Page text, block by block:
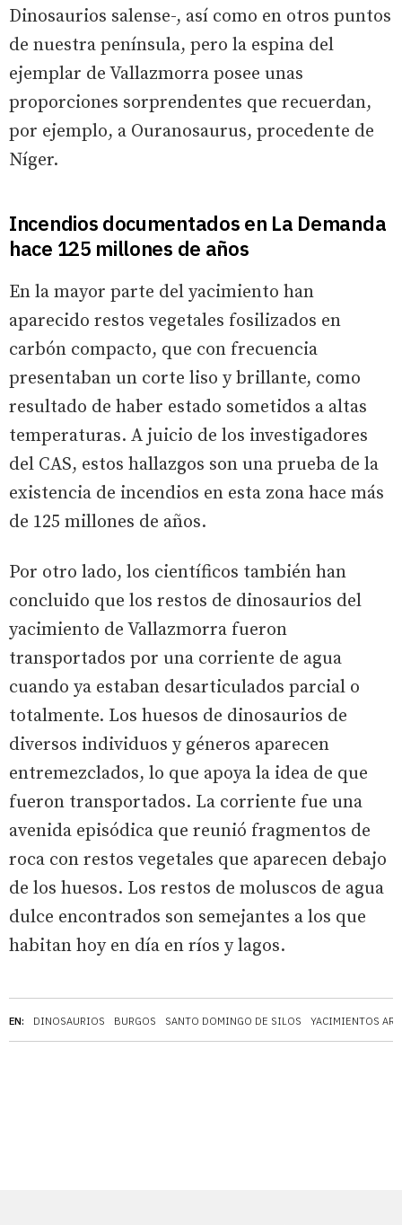
EN: DINOSAURIOS BURGOS SANTO DOMINGO DE SILOS YACIMIENTOS
Dinosaurios salense-, así como en otros puntos
de nuestra península, pero la espina del
ejemplar de Vallazmorra posee unas
proporciones sorprendentes que recuerdan,
por ejemplo, a Ouranosaurus, procedente de
Níger.
Incendios documentados en La Demanda
hace 125 millones de años
En la mayor parte del yacimiento han
aparecido restos vegetales fosilizados en
carbón compacto, que con frecuencia
presentaban un corte liso y brillante, como
resultado de haber estado sometidos a altas
temperaturas. A juicio de los investigadores
del CAS, estos hallazgos son una prueba de la
existencia de incendios en esta zona hace más
de 125 millones de años.
Por otro lado, los científicos también han
concluido que los restos de dinosaurios del
yacimiento de Vallazmorra fueron
transportados por una corriente de agua
cuando ya estaban desarticulados parcial o
totalmente. Los huesos de dinosaurios de
diversos individuos y géneros aparecen
entremezclados, lo que apoya la idea de que
fueron transportados. La corriente fue una
avenida episódica que reunió fragmentos de
roca con restos vegetales que aparecen debajo
de los huesos. Los restos de moluscos de agua
dulce encontrados son semejantes a los que
habitan hoy en día en ríos y lagos.